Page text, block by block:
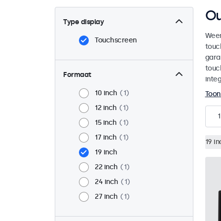
Type display
Touchscreen
Formaat
10 inch
1
12 inch
1
15 inch
1
17 inch
1
19 inch
22 inch
1
24 inch
1
27 inch
1
1
19